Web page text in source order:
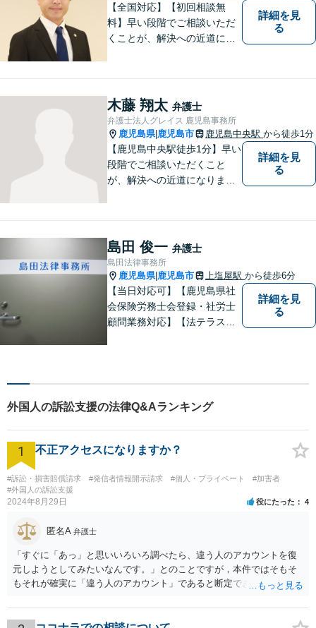
【全国対応】【初回相談無
料】早い段階でご相談いただ
くことが、解決への近道にな
どんなご相談でも、どうぞお
気軽にお声がけください。
【電話・WEB相談も対応可
能】
詳細を見
る
木藤 翔太 弁護士
弁護士法人グレイス 鹿児島事務所
鹿児島県| 鹿児島市 鹿児島中央駅 から徒歩1分
【鹿児島中央駅徒歩1分】早い
段階でご相談いただくこと
が、解決への近道になりま
なご相談でも、どうぞお気軽
にお声がけください。【初回
相談無料】【電話・WEB面談
可】
詳細を見
る
島田 俊一 弁護士
島田法律事務所
鹿児島県| 鹿児島市 上塩屋駅 から徒歩6分
【当日対応可】【鹿児島県社
会保険労務士会登録・社労士
顧問業務対応】【法テラス対
詳細を見
る
外国人の訴訟支援の法律Q&Aランキング
1 不正アクセスになりますか？
#訴訟・損害賠償請求 #発信者情報開示請求 #個人・プライベート
#加害者
#外国人の訴訟支援
2024年8月29日 役にたった 4
匿名A 弁護士
「すぐに「あっ」と思いいろいろ調べたら、違う人のアカウントを復
元しようとしてみたいなんです。」とのことですが，本件ではそもそ
もそれが確実に「違う人のアカウント」であると断定できていません
できません。余計な心配でしょう。